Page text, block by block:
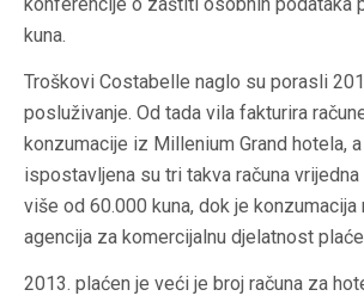
kuna.
Troškovi Costabelle naglo su porasli
posluživanje. Od tada vila fakturira
konzumacije iz Millenium Grand hotela,
ispostavljena su tri takva računa
više od 60.000 kuna, dok je
agencija za komercijalnu djelatnost
2013. plaćen je veći je broj računa za